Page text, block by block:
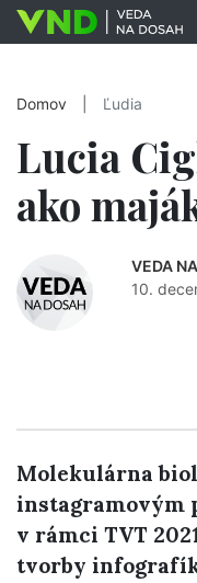
Domov Ľudia
Lucia
ako
VEDA
10.
Molekulárna
instagramovým
v rámci TVT
tvorby